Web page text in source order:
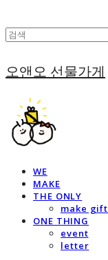
오앤오 선물가게
WE
MAKE
THE ONLY
make gift
ONE THING
event
letter